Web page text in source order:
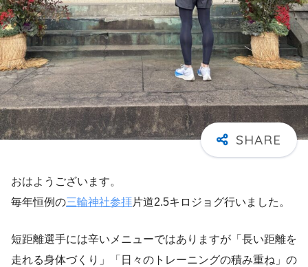
おはようございます。
毎年恒例の三輪神社参拝片道2.5キロジョグ行いました。
短距離選手には辛いメニューではありますが「長い距離を
走れる身体づくり」「日々のトレーニングの積み重ね」の